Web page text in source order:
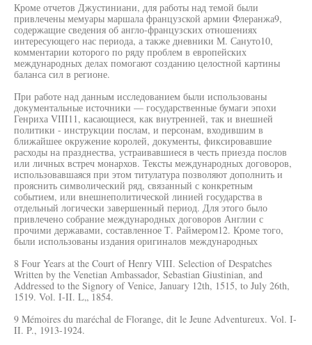
Кроме отчетов Джустиниани, для работы над темой были
привлечены мемуары маршала французской армии Флеранжа9,
содержащие сведения об англо-французских отношениях
интересующего нас периода, а также дневники М. Сануто10,
комментарии которого по ряду проблем в европейских
международных делах помогают созданию целостной картины
баланса сил в регионе.
При работе над данным исследованием были использованы
документальные источники — государственные бумаги эпохи
Генриха VIII11, касающиеся, как внутренней, так и внешней
политики - инструкции послам, и персонам, входившим в
ближайшее окружение королей, документы, фиксировавшие
расходы на празднества, устраивавшиеся в честь приезда послов
или личных встреч монархов. Тексты международных договоров,
использовавшаяся при этом титулатура позволяют дополнить и
прояснить символический ряд, связанный с конкретным
событием, или внешнеполитической линией государства в
отдельный логически завершенный период. Для этого было
привлечено собрание международных договоров Англии с
прочими державами, составленное Т. Раймером12. Кроме того,
были использованы издания оригиналов международных
8 Four Years at the Court of Henry VIII. Selection of Despatches
Written by the Venetian Ambassador, Sebastian Giustinian, and
Addressed to the Signory of Venice, January 12th, 1515, to July 26th,
1519. Vol. I-II. L„ 1854.
9 Mémoires du maréchal de Florange, dit le Jeune Adventureux. Vol. I-
II. P., 1913-1924.